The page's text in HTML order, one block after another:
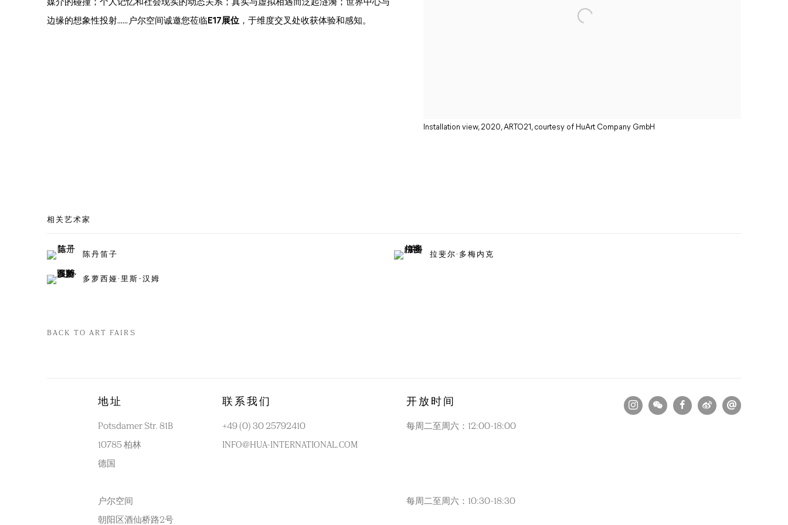
Installation view, 2020, ARTO21, courtesy of HuArt Company GmbH
媒介的碰撞；个人记忆和社会现实的动态关系；真实与虚拟相遇而泛起涟漪；世界中心与
边缘的想象性投射...... 户尔空间诚邀您莅临E17展位，于维度交叉处收获体验和感知。
相关艺术家
陈丹笛子 拉斐尔·多梅内克
多萝西娅·里斯-汉姆
BACK TO ART FAIRS
地址
Potsdamer Str. 81B
10785 柏林
德国
户尔空间
朝阳区酒仙桥路2号
联系我们
+49 (0) 30 25792410
INFO@HUA-INTERNATIONAL.COM
开放时间
每周二至周六：12:00-18:00
每周二至周六：10:30-18:30